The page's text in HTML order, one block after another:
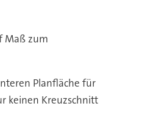
Maß zum
Planfläche für
keinen Kreuzschnitt